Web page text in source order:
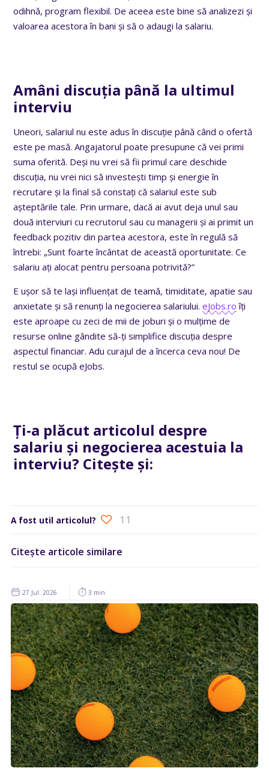
odihnă, program flexibil. De aceea este bine să analizezi și
valoarea acestora în bani și să o adaugi la salariu.
Amâni discuția până la ultimul
interviu
Uneori, salariul nu este adus în discuție până când o ofertă
este pe masă. Angajatorul poate presupune că vei primi
suma oferită. Deși nu vrei să fii primul care deschide
discuția, nu vrei nici să investești timp și energie în
recrutare și la final să constați că salariul este sub
așteptările tale. Prin urmare, dacă ai avut deja unul sau
două interviuri cu recrutorul sau cu managerii și ai primit un
feedback pozitiv din partea acestora, este în regulă să
întrebi: „Sunt foarte încântat de această oportunitate. Ce
salariu ați alocat pentru persoana potrivită?”
E ușor să te lași influențat de teamă, timiditate, apatie sau
anxietate și să renunți la negocierea salariului.eJobs.ro îți
este aproape cu zeci de mii de joburi și o mulțime de
resurse online gândite să-ți simplifice discuția despre
aspectul financiar. Adu curajul de a încerca ceva nou! De
restul se ocupă eJobs.
Ți-a plăcut articolul despre
salariu și negocierea acestuia la
interviu? Citește și:
A fost util articolul? 11
Citește articole similare
27 Jul. 2026 3 min